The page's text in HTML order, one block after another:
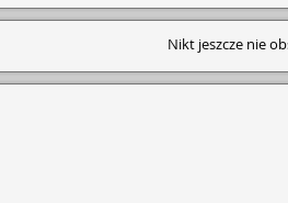
Nikt jeszcze nie